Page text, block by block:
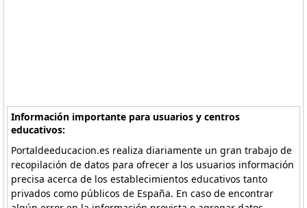
Información importante para usuarios y centros
educativos:
Portaldeeducacion.es realiza diariamente un gran trabajo de
recopilación de datos para ofrecer a los usuarios información
precisa acerca de los establecimientos educativos tanto
privados como públicos de España. En caso de encontrar